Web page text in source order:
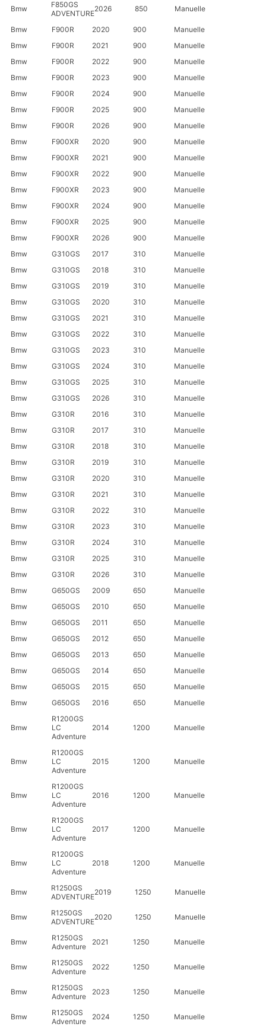
Bmw
F850GS
ADVENTURE2026 850 Manuelle
Bmw F900R 2020 900
Manuelle
Bmw
F900R 2021 900
Manuelle
Bmw
F900R 2022 900
Manuelle
Bmw
F900R 2023 900
Manuelle
Bmw
F900R 2024 900
Manuelle
Bmw
F900R 2025 900
Manuelle
Bmw
F900R 2026 900
Manuelle
Bmw
F900XR 2020 900
Manuelle
Bmw
F900XR 2021 900
Manuelle
Bmw
F900XR 2022 900
Manuelle
Bmw
F900XR 2023 900
Manuelle
Bmw
F900XR 2024 900
Manuelle
Bmw
F900XR 2025 900
Manuelle
Bmw
F900XR 2026 900
Manuelle
Bmw
G310GS 2017 310
Manuelle
Bmw
G310GS 2018 310
Manuelle
Bmw
G310GS 2019 310
Manuelle
Bmw
G310GS 2020 310
Manuelle
Bmw
G310GS 2021 310
Manuelle
Bmw
G310GS 2022 310
Manuelle
Bmw
G310GS 2023 310
Manuelle
Bmw
G310GS 2024 310
Manuelle
Bmw
G310GS 2025 310
Manuelle
Bmw
G310GS 2026 310
Manuelle
Bmw
G310R 2016 310
Manuelle
Bmw
G310R 2017 310
Manuelle
Bmw
G310R 2018 310
Manuelle
Bmw
G310R 2019 310
Manuelle
Bmw
G310R 2020 310
Manuelle
Bmw
G310R 2021 310
Manuelle
Bmw
G310R 2022 310
Manuelle
Bmw
G310R 2023 310
Manuelle
Bmw
G310R 2024 310
Manuelle
Bmw
G310R 2025 310
Manuelle
Bmw
G310R 2026 310
Manuelle
Bmw
G650GS 2009 650
Manuelle
Bmw
G650GS 2010 650
Manuelle
Bmw
G650GS 2011 650
Manuelle
Bmw
G650GS 2012 650
Manuelle
Bmw
G650GS 2013 650
Manuelle
Bmw
G650GS 2014 650
Manuelle
Bmw
G650GS 2015 650
Manuelle
Bmw
G650GS 2016 650 Manuelle
Bmw
R1200GS
LC
Adventure
2014 1200 Manuelle
Bmw
R1200GS
LC
Adventure
2015 1200 Manuelle
Bmw
R1200GS
LC
Adventure
2016 1200 Manuelle
Bmw
R1200GS
LC
Adventure
2017 1200 Manuelle
Bmw
R1200GS
LC
Adventure
2018 1200 Manuelle
Bmw
R1250GS
ADVENTURE2019 1250 Manuelle
Bmw
R1250GS
ADVENTURE2020 1250 Manuelle
Bmw
R1250GS
Adventure
2021 1250 Manuelle
Bmw
R1250GS
Adventure
2022 1250 Manuelle
Bmw
R1250GS
Adventure
2023 1250 Manuelle
Bmw
R1250GS
Adventure
2024 1250 Manuelle